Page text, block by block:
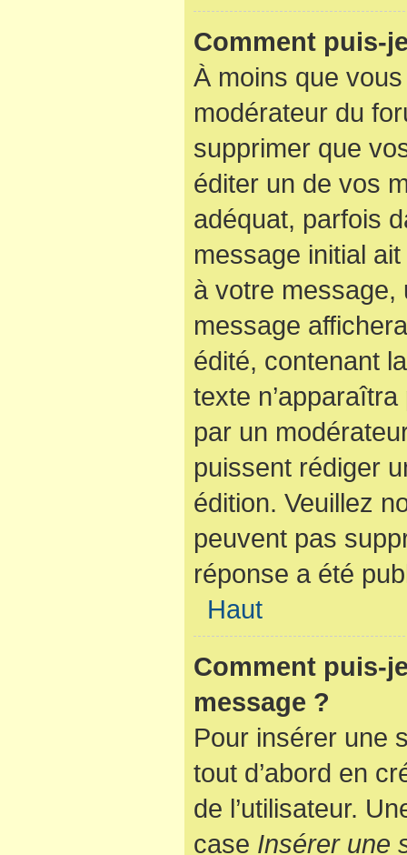
Comment puis-
À moins que
modérateur du
supprimer que
éditer un de vos
adéquat, parfois
message initial
à votre message,
message
édité, contenant
texte n’apparaîtra
par un
puissent rédiger
édition. Veuillez
peuvent pas
réponse a été
Haut
Comment puis-
message ?
Pour insérer une
tout d’abord en
de l’utilisateur.
case Insérer une